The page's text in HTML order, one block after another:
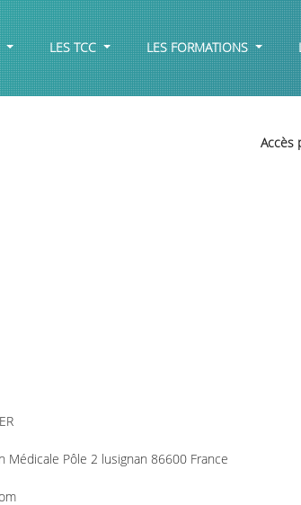
LES TCC LES FORMATIONS
Médicale Pôle 2 lusignan 86600 France
Accès